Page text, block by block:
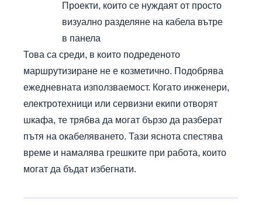
Проекти, които се нуждаят от просто
визуално разделяне на кабела вътре
в панела
Това са среди, в които подреденото
маршрутизиране не е козметично. Подобрява
ежедневната използваемост. Когато инженери,
електротехници или сервизни екипи отворят
шкафа, те трябва да могат бързо да разберат
пътя на окабеляването. Тази яснота спестява
време и намалява грешките при работа, които
могат да бъдат избегнати.